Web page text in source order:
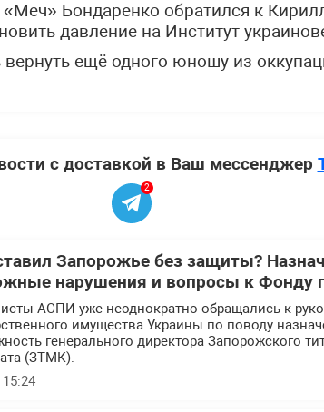
Бондаренко обратился к
давление на Институт
вернуть ещё одного юношу из
с доставкой в Ваш мессенджер
2
Запорожье без защиты?
нарушения и вопросы к Фонду
АСПИ уже неоднократно обращались к
имущества Украины по поводу
генерального директора Запорожского
(ЗТМК).